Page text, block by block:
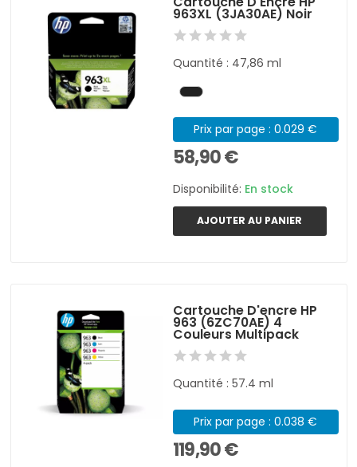
963XL (3JA30AE) Noir
Quantité : 47,86 ml
Prix par page : 0.029 €
58,90 €
Disponibilité: En stock
AJOUTER AU PANIER
Cartouche D'encre HP
963 (6ZC70AE) 4
Couleurs Multipack
Quantité : 57.4 ml
Prix par page : 0.038 €
119,90 €